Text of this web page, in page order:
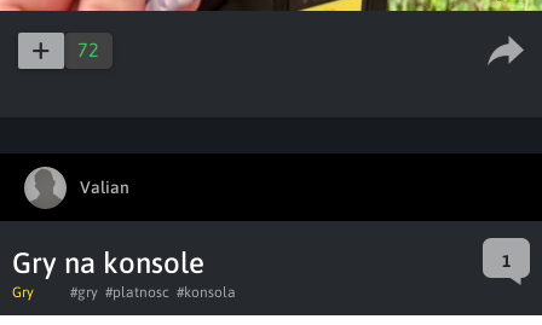
72
Valian
Gry na konsole 1
Gry #gry #platnosc #konsola